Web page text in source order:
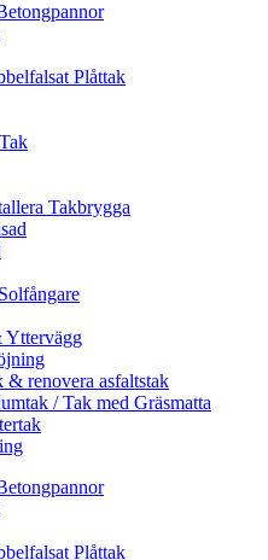
Plåttak
Takbrygga
Yttervägg
renovera asfaltstak
/ Tak med Gräsmatta
Plåttak